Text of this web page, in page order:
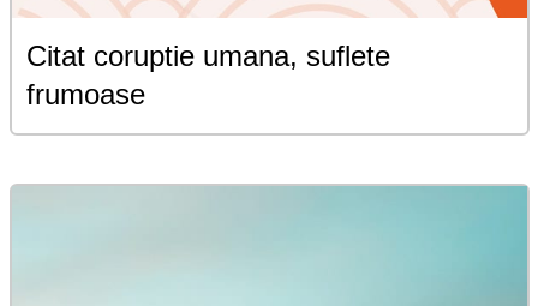
Citat coruptie umana, suflete
frumoase